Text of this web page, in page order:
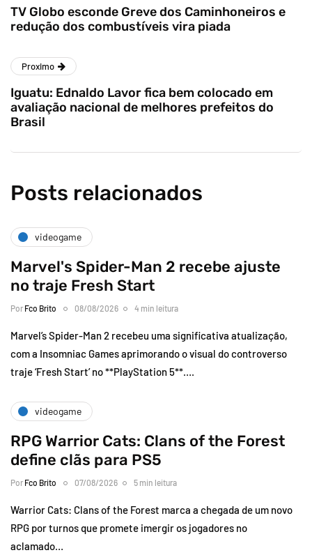
TV Globo esconde Greve dos Caminhoneiros e
redução dos combustíveis vira piada
Proximo
Iguatu: Ednaldo Lavor fica bem colocado em
avaliação nacional de melhores prefeitos do
Brasil
Posts relacionados
videogame
Marvel's Spider-Man 2 recebe ajuste
no traje Fresh Start
Por Fco Brito 08/08/2026 4 min leitura
Marvel’s Spider-Man 2 recebeu uma significativa atualização,
com a Insomniac Games aprimorando o visual do controverso
traje ‘Fresh Start’ no **PlayStation 5**….
videogame
RPG Warrior Cats: Clans of the Forest
define clãs para PS5
Por Fco Brito 07/08/2026 5 min leitura
Warrior Cats: Clans of the Forest marca a chegada de um novo
RPG por turnos que promete imergir os jogadores no
aclamado…